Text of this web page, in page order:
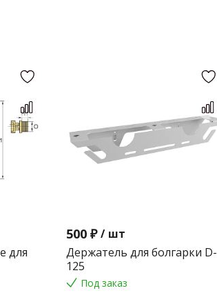
для
500 ₽ / шт
Держатель для болгарки D-
125
Под заказ